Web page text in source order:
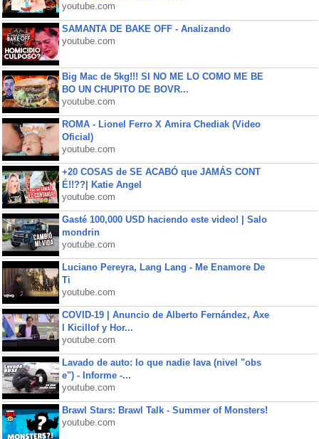
youtube.com
SAMANTA DE BAKE OFF - Analizando
youtube.com
Big Mac de 5kg!!! SI NO ME LO COMO ME BE
BO UN CHUPITO DE BOVR...
youtube.com
ROMA - Lionel Ferro X Amira Chediak (Video
Oficial)
youtube.com
+20 COSAS de SE ACABÓ que JAMÁS CONT
É!!??| Katie Angel
youtube.com
Gasté 100,000 USD haciendo este video! | Salo
mondrin
youtube.com
Luciano Pereyra, Lang Lang - Me Enamore De
Ti
youtube.com
COVID-19 | Anuncio de Alberto Fernández, Axe
l Kicillof y Hor...
youtube.com
Lavado de auto: lo que nadie lava (nivel "obs
e") - Informe -...
youtube.com
Brawl Stars: Brawl Talk - Summer of Monsters!
youtube.com